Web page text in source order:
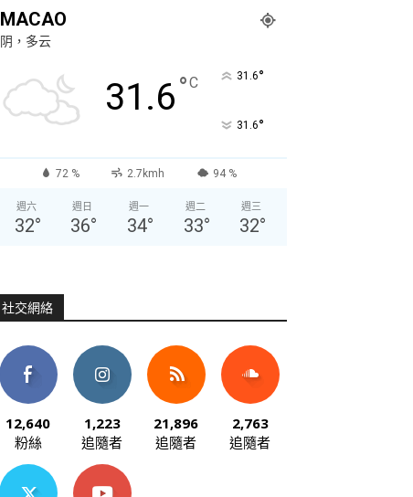
MACAO
阴，多云
31.6°C 31.6°
31.6°
72 % 2.7kmh 94 %
週六
32°
週日
36°
週一
34°
週二
33°
週三
32°
社交網絡
12,640
粉絲
1,223
追隨者
21,896
追隨者
2,763
追隨者